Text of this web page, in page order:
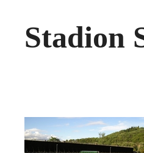
Stadion